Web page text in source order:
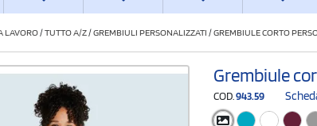
LAVORO/TUTTO A/Z/GREMBIULI PERSONALIZZATI /GREMBIULE CORTO
Grembiule
COD. 943.59